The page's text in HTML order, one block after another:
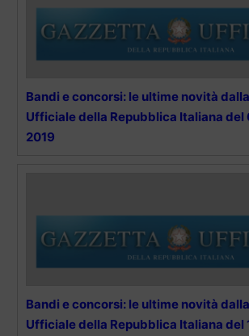
Bandi e concorsi: le ultime novità
Ufficiale della Repubblica Italiana del
2019
Bandi e concorsi: le ultime novità
Ufficiale della Repubblica Italiana del